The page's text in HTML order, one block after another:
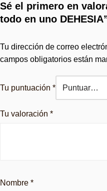
Sé el primero en
todo en uno
Tu dirección de correo
campos obligatorios están
Tu puntuación *
Tu valoración *
Nombre *